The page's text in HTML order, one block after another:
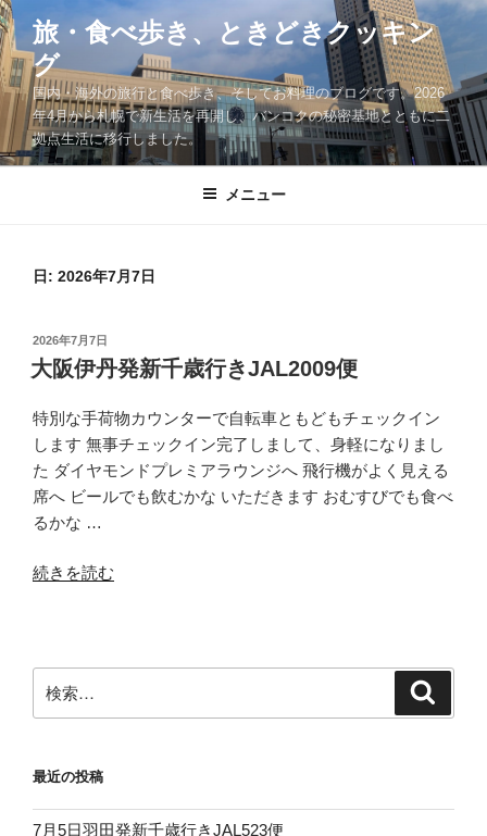
コ
ン
テ
ン
ツ
へ
ス
旅・食べ歩き、ときどきクッキン
グ
国内・海外の旅行と食べ歩き、そしてお料理のブログです。2026
年4月から札幌で新生活を再開し、バンコクの秘密基地とともに二
拠点生活に移行しました。
メニュー
日: 2026年7月7日
投
稿
日:
2026年7月7日
大阪伊丹発新千歳行きJAL2009便
特別な手荷物カウンターで自転車ともどもチェックイン
します 無事チェックイン完了しまして、身軽になりまし
た ダイヤモンドプレミアラウンジへ 飛行機がよく見える
席へ ビールでも飲むかな いただきます おむすびでも食べ
るかな …
“大
発
新
行
き
続きを読む
索:
最近の投稿
7月5日羽田発新千歳行きJAL523便